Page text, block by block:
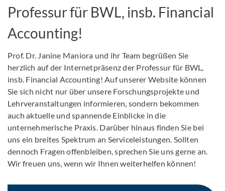
Professur für BWL, insb. Financial
Accounting!
Prof. Dr. Janine Maniora und ihr Team begrüßen Sie
herzlich auf der Internetpräsenz der Professur für BWL,
insb. Financial Accounting! Auf unserer Website können
Sie sich nicht nur über unsere Forschungsprojekte und
Lehrveranstaltungen informieren, sondern bekommen
auch aktuelle und spannende Einblicke in die
unternehmerische Praxis. Darüber hinaus finden Sie bei
uns ein breites Spektrum an Serviceleistungen. Sollten
dennoch Fragen offenbleiben, sprechen Sie uns gerne an.
Wir freuen uns, wenn wir Ihnen weiterhelfen können!